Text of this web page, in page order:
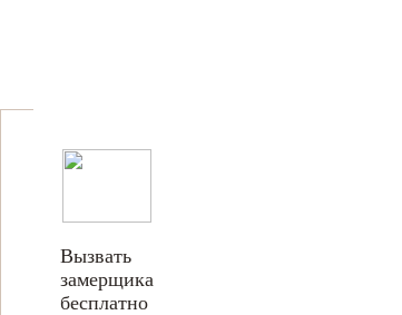
Вызвать
замерщика
бесплатно